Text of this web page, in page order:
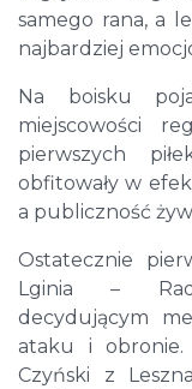
samego rana, a
najbardziej
Na boisku
miejscowości
pierwszych
obfitowały w
a publiczność
Ostatecznie
Lginia –
decydującym
ataku i
Czyński z